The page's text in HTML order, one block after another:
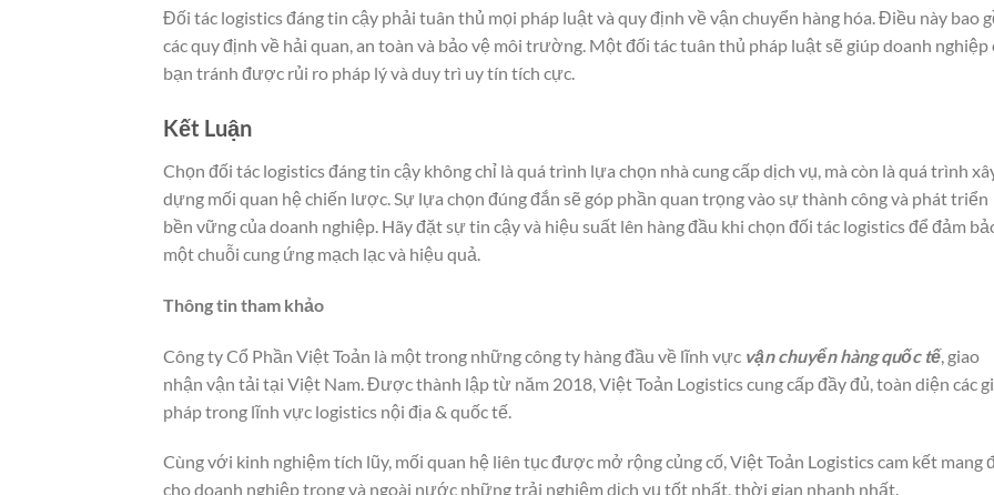
Đối tác logistics đáng tin cậy phải tuân thủ mọi pháp luật và quy định về vận chuyển hàng hóa. Điều này bao
các quy định về hải quan, an toàn và bảo vệ môi trường. Một đối tác tuân thủ pháp luật sẽ giúp doanh nghiệp
bạn tránh được rủi ro pháp lý và duy trì uy tín tích cực.
Kết Luận
Chọn đối tác logistics đáng tin cậy không chỉ là quá trình lựa chọn nhà cung cấp dịch vụ, mà còn là quá trình
dựng mối quan hệ chiến lược. Sự lựa chọn đúng đắn sẽ góp phần quan trọng vào sự thành công và phát triển
bền vững của doanh nghiệp. Hãy đặt sự tin cậy và hiệu suất lên hàng đầu khi chọn đối tác logistics để đảm
một chuỗi cung ứng mạch lạc và hiệu quả.
Thông tin tham khảo
Công ty Cổ Phần Việt Toản là một trong những công ty hàng đầu về lĩnh vực vận chuyển hàng quốc tế, giao
nhận vận tải tại Việt Nam. Được thành lập từ năm 2018, Việt Toản Logistics cung cấp đầy đủ, toàn diện các
pháp trong lĩnh vực logistics nội địa & quốc tế.
Cùng với kinh nghiệm tích lũy, mối quan hệ liên tục được mở rộng củng cố, Việt Toản Logistics cam kết mang
cho doanh nghiệp trong và ngoài nước những trải nghiệm dịch vụ tốt nhất, thời gian nhanh nhất.